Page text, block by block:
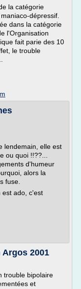
la catégorie
dépressif.
dans la catégorie
l'Organisation
fait parie des 10
le trouble
lendemain, elle est
ou quoi !!??...
d'humeur
alors la
fuse.
est ado, c'est
2001
trouble bipolaire
et